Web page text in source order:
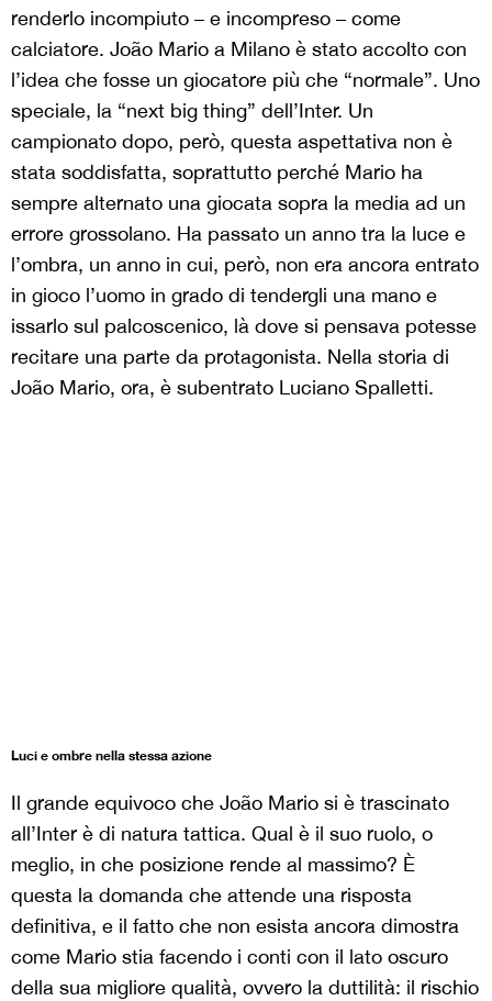
renderlo incompiuto – e incompreso – come
calciatore. João Mario a Milano è stato accolto con
l’idea che fosse un giocatore più che “normale”. Uno
speciale, la “next big thing” dell’Inter. Un
campionato dopo, però, questa aspettativa non è
stata soddisfatta, soprattutto perché Mario ha
sempre alternato una giocata sopra la media ad un
errore grossolano. Ha passato un anno tra la luce e
l’ombra, un anno in cui, però, non era ancora entrato
in gioco l’uomo in grado di tendergli una mano e
issarlo sul palcoscenico, là dove si pensava potesse
recitare una parte da protagonista. Nella storia di
João Mario, ora, è subentrato Luciano Spalletti.
Luci e ombre nella stessa azione
Il grande equivoco che João Mario si è trascinato
all’Inter è di natura tattica. Qual è il suo ruolo, o
meglio, in che posizione rende al massimo? È
questa la domanda che attende una risposta
definitiva, e il fatto che non esista ancora dimostra
come Mario stia facendo i conti con il lato oscuro
della sua migliore qualità, ovvero la duttilità: il rischio